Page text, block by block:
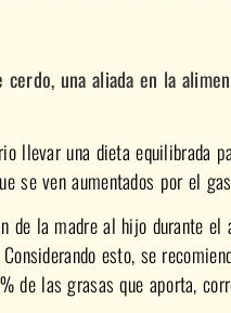
cerdo, una aliada en la
llevar una dieta equilibrada
se ven aumentados por el
de la madre al hijo durante
esto, se
de las grasas que aporta,